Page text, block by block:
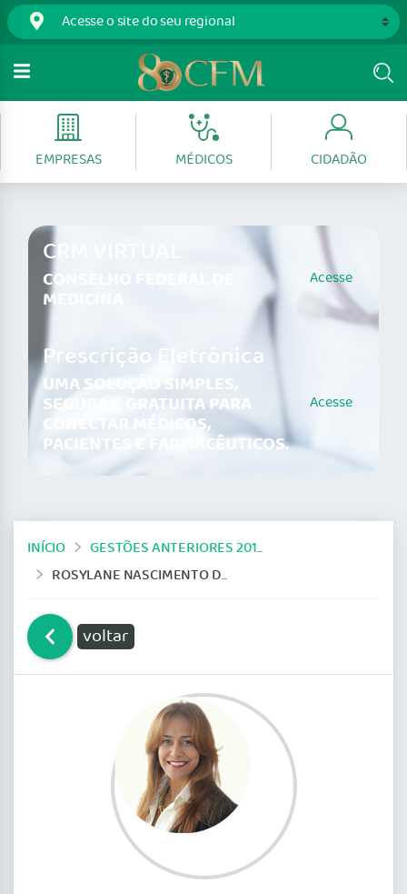
EMPRESAS MÉDICOS CIDADÃO
CRM VIRTUAL
CONSELHO FEDERAL DE
MEDICINA
Acesse
Prescrição Eletrônica
UMA SOLUÇÃO SIMPLES,
SEGURA E GRATUITA PARA
CONECTAR MÉDICOS,
PACIENTES E FARMACÊUTICOS.
Acesse
INÍCIO
GESTÕES ANTERIORES 2014-2019
ROSYLANE NASCIMENTO DAS MERCÊS ROCHA
voltar